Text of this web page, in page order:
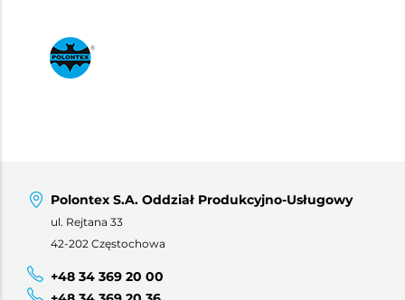
Polontex S.A. Oddział Produkcyjno-Usługowy
ul. Rejtana 33
42-202 Częstochowa
+48 34 369 20 00